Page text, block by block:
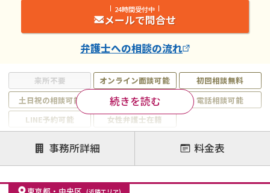
来所不要 オンライン面談可能
初回相談無料
土日祝の相談可能
19時以降電話可能
電話相談可能
LINE予約可能
女性弁護士在籍
注力案件
離婚前相談
離婚調停
離婚裁判
親権・面会交流権
DV
モラハラ
続きを読む
24時間受付中
メールで問合せ
弁護士への相談の流れ
事務所詳細 料金表